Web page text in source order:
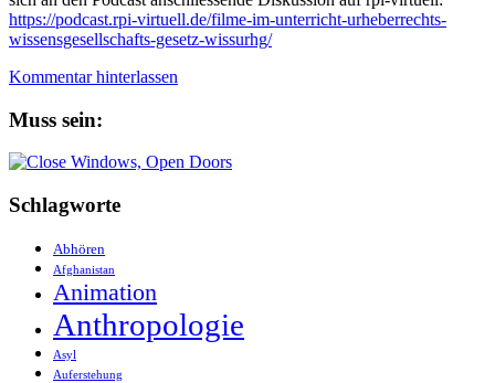
https://podcast.rpi-virtuell.de/filme-im-unterricht-urheberrechts-
wissensgesellschafts-gesetz-wissurhg/
Kommentar hinterlassen
Muss sein:
Schlagworte
Abhören
Afghanistan
Animation
Anthropologie
Asyl
Auferstehung